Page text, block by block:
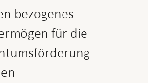
bezogenes
für die